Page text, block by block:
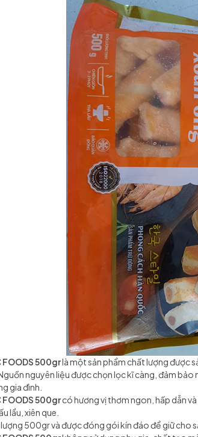
FOODS 500grlà một sản phẩm chất lượng được
nguyên liệu được chọn lọc kĩ càng, đảm
gia đình.
FOODS 500grcó hương vị thơm ngon, hấp dẫn
lẩu, xiên que.
500gr và được đóng gói kín đáo để giữ cho